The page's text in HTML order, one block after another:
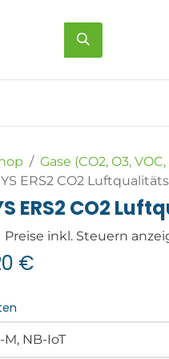
Gase (CO2, O3,
ERS2 CO2
ERS2 CO2
Preise inkl. Steuern
€